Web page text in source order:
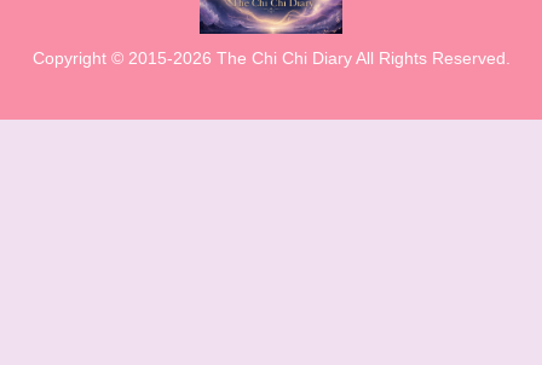
Copyright © 2015-2026 The Chi Chi Diary All Rights Reserved.